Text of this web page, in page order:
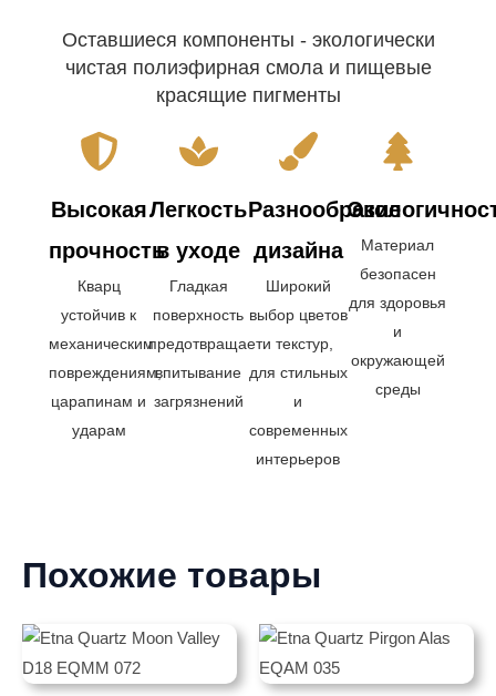
Оставшиеся компоненты - экологически
чистая полиэфирная смола и пищевые
красящие пигменты
Высокая
прочность
Кварц
устойчив к
механическим
повреждениям,
царапинам и
ударам
Легкость
в уходе
Гладкая
поверхность
предотвращает
впитывание
загрязнений
Разнообразие
дизайна
Широкий
выбор цветов
и текстур,
для стильных
и
современных
интерьеров
Материал
безопасен
для здоровья
и
окружающей
среды
Похожие товары